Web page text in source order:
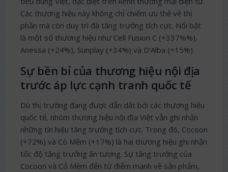
Các thương hiệu này không chỉ chiếm ưu thế về thị
phần mà còn duy trì đà tăng trưởng tích cực. Nổi bật
là một số thương hiệu như Cell Fusion C (+337%%),
Anessa (+24%), Sunplay (+34%) và D’Alba (+15%).
Sự bền bỉ của thương hiệu nội địa
trước áp lực cạnh tranh quốc tế
Dù thị trường đang được dẫn dắt bởi các thương hiệu
quốc tế, nhóm thương hiệu nội địa Việt vẫn ghi nhận
những tín hiệu tăng trưởng tích cực. Trong đó, Cocoon
(+72%) và Cỏ Mềm (+17%) là hai thương hiệu ghi nhận
tốc độ tăng trưởng ấn tượng. Sự tăng trưởng của
Cocoon và Cỏ Mềm đến từ điểm mạnh về sản phẩm,